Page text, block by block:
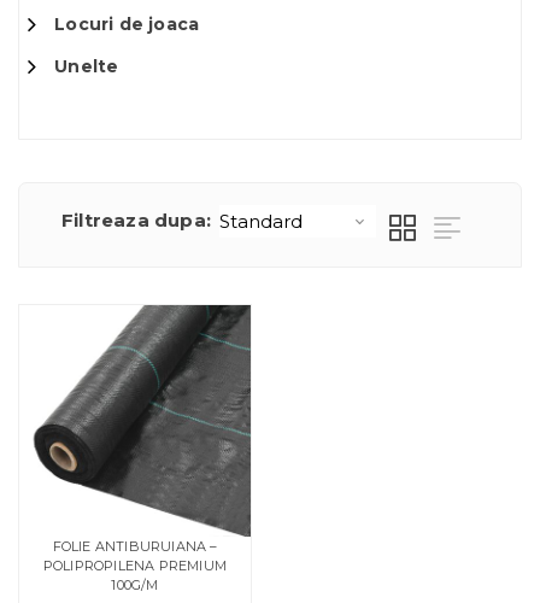
Locuri de joaca
Unelte
Filtreaza dupa:
FOLIE ANTIBURUIANA –
POLIPROPILENA PREMIUM
100G/M